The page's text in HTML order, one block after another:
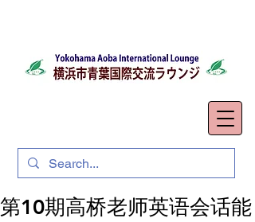
第10期高桥老师英语会话能